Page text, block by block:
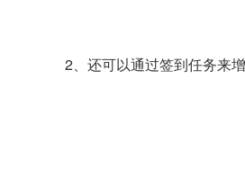
2、还可以通过签到任务来